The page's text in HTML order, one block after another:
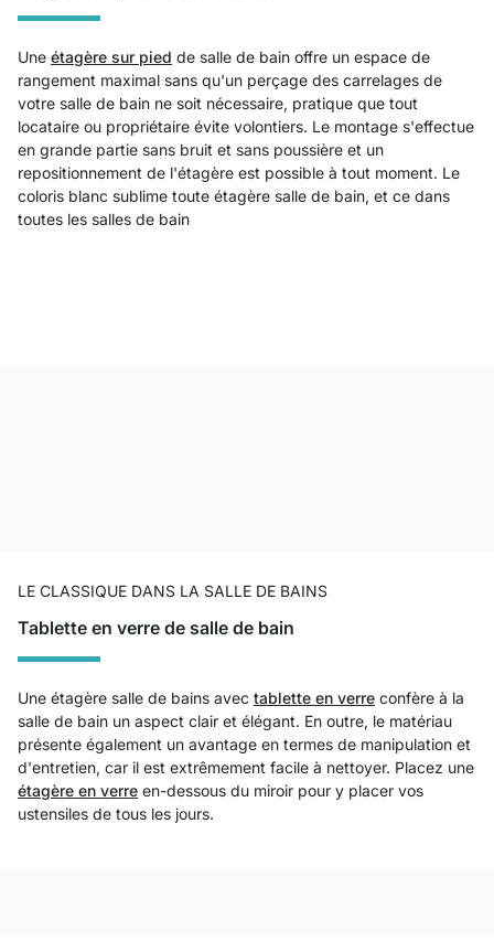
Une étagère sur pied de salle de bain offre un espace de
rangement maximal sans qu'un perçage des carrelages de
votre salle de bain ne soit nécessaire, pratique que tout
locataire ou propriétaire évite volontiers. Le montage s'effectue
en grande partie sans bruit et sans poussière et un
repositionnement de l'étagère est possible à tout moment. Le
coloris blanc sublime toute étagère salle de bain, et ce dans
toutes les salles de bain
LE CLASSIQUE DANS LA SALLE DE BAINS
Tablette en verre de salle de bain
Une étagère salle de bains avec tablette en verre confère à la
salle de bain un aspect clair et élégant. En outre, le matériau
présente également un avantage en termes de manipulation et
d'entretien, car il est extrêmement facile à nettoyer. Placez une
étagère en verre en-dessous du miroir pour y placer vos
ustensiles de tous les jours.